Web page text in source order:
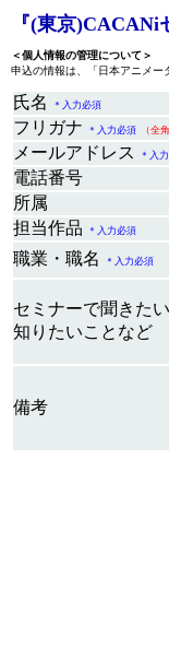
『(東京
＜個人情報の管理について＞
申込の情報は、「日本アニメー
氏名 ＊入力必須
フリガナ ＊入力必須 （全
メールアドレス ＊入
電話番号
所属
担当作品
＊入力必須
職業・職名
＊入力必須
セミナーで聞きたい
知りたいことなど
備考